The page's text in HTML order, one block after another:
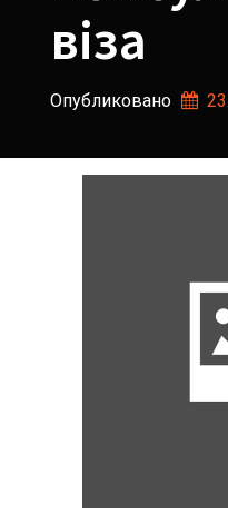
віза
Опубликовано